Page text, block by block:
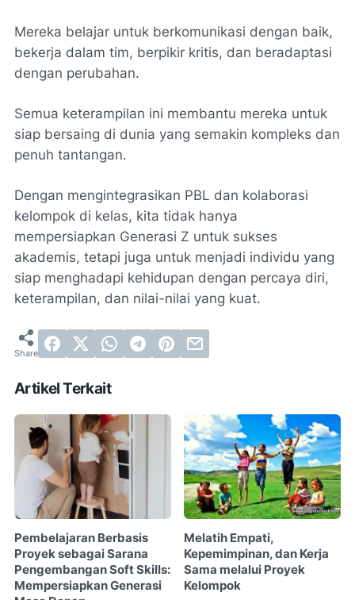
Mereka belajar untuk berkomunikasi dengan baik,
bekerja dalam tim, berpikir kritis, dan beradaptasi
dengan perubahan.
Semua keterampilan ini membantu mereka untuk
siap bersaing di dunia yang semakin kompleks dan
penuh tantangan.
Dengan mengintegrasikan PBL dan kolaborasi
kelompok di kelas, kita tidak hanya
mempersiapkan Generasi Z untuk sukses
akademis, tetapi juga untuk menjadi individu yang
siap menghadapi kehidupan dengan percaya diri,
keterampilan, dan nilai-nilai yang kuat.
Artikel Terkait
Pembelajaran Berbasis
Proyek sebagai Sarana
Pengembangan Soft Skills:
Mempersiapkan Generasi
Melatih Empati,
Kepemimpinan, dan Kerja
Sama melalui Proyek
Kelompok